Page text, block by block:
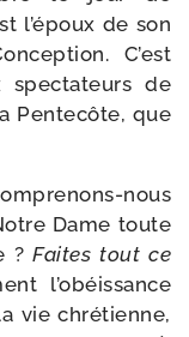
l’époux de son
C’est
spec­ta­teurs de
Pentecôte, que
​nous
Dame toute
? Faites tout ce
l’obéissance
vie chré­tienne,